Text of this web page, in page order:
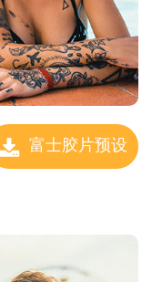
富士胶片预设